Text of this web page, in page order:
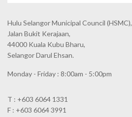
Hulu Selangor Municipal Council (HSMC),
Jalan Bukit Kerajaan,
44000 Kuala Kubu Bharu,
Selangor Darul Ehsan.
Monday - Friday : 8:00am - 5:00pm
T : +603 6064 1331
F : +603 6064 3991